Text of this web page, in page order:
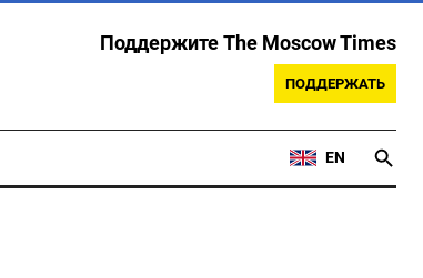
Поддержите The Moscow Times
ПОДДЕРЖАТЬ
EN